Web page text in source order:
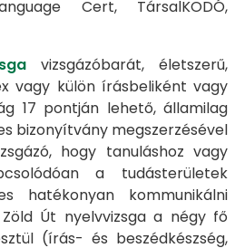
Cert, TársalKODÓ,
vizsgázóbarát, életszerű,
vagy külön írásbeliként vagy
17 pontján lehető, államilag
bizonyítvány megszerzésével
hogy tanuláshoz vagy
a tudásterületek
hatékonyan kommunikálni
Út nyelvvizsga a négy fő
(írás- és beszédkészség,